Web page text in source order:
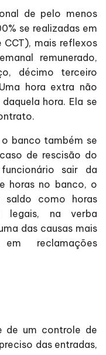
de pelo menos
se realizadas em
mais reflexos
remunerado,
décimo terceiro
hora extra não
hora. Ela se
banco também se
de rescisão do
sair da
horas no banco, o
saldo como horas
legais, na verba
das causas mais
reclamações
de um controle de
das entradas,